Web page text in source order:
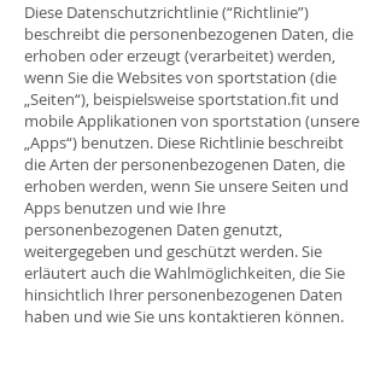
Diese Datenschutzrichtlinie (“Richtlinie”)
beschreibt die personenbezogenen Daten, die
erhoben oder erzeugt (verarbeitet) werden,
wenn Sie die Websites von sportstation (die
„Seiten“), beispielsweise sportstation.fit und
mobile Applikationen von sportstation (unsere
„Apps“) benutzen. Diese Richtlinie beschreibt
die Arten der personenbezogenen Daten, die
erhoben werden, wenn Sie unsere Seiten und
Apps benutzen und wie Ihre
personenbezogenen Daten genutzt,
weitergegeben und geschützt werden. Sie
erläutert auch die Wahlmöglichkeiten, die Sie
hinsichtlich Ihrer personenbezogenen Daten
haben und wie Sie uns kontaktieren können.